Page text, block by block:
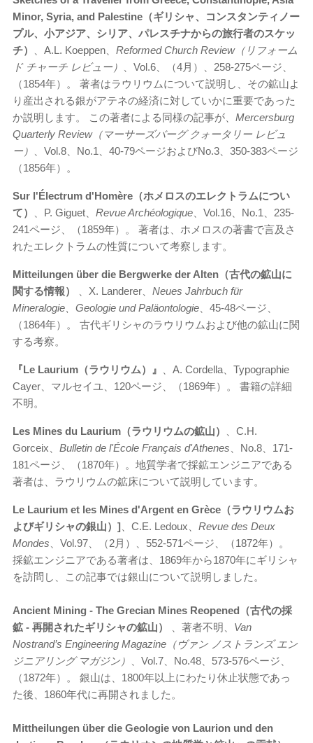
Minor, Syria, and Palestine（ギリシャ、コンスタンティノー
プル、小アジア、シリア、パレスチナからの旅行者のスケッ
チ）
、A.L. Koeppen、 Reformed Church Review（リフォーム
ド チャーチ レビュー）
、Vol.6、（4月）、258-275ページ、
（1854年）。 著者はラウリウムについて説明し、その鉱山よ
り産出される銀がアテネの経済に対していかに重要であった
か説明します。 この著者による同様の記事が、 Mercersburg
Quarterly Review（マーサーズバーグ クォータリー レビュ
ー）
、Vol.8、No.1、40-79ページおよびNo.3、350-383ページ
（1856年）。
Sur l'Électrum d'Homère（ホメロスのエレクトラムについ
て）
、P. Giguet、 Revue Archéologique 、Vol.16、No.1、235-
241ページ、（1859年）。 著者は、ホメロスの著書で言及さ
れたエレクトラムの性質について考察します。
Mitteilungen über die Bergwerke der Alten（古代の鉱山に
関する情報）
、X. Landerer、 Neues Jahrbuch für
Mineralogie、Geologie und Paläontologie 、45-48ページ、
（1864年）。 古代ギリシャのラウリウムおよび他の鉱山に関
する考察。
『Le Laurium（ラウリウム）』
、A. Cordella、Typographie
Cayer、マルセイユ、120ページ、（1869年）。 書籍の詳細
不明。
Les Mines du Laurium（ラウリウムの鉱山）
、C.H.
Gorceix、 Bulletin de l'École Français d'Athenes 、No.8、171-
181ページ、（1870年）。地質学者で採鉱エンジニアである
著者は、ラウリウムの鉱床について説明しています。
Le Laurium et les Mines d'Argent en Grèce（ラウリウムお
よびギリシャの銀山）] 、C.E. Ledoux、 Revue des Deux
Mondes 、Vol.97、（2月）、552-571ページ、（1872年）。
採鉱エンジニアである著者は、1869年から1870年にギリシャ
を訪問し、この記事では銀山について説明しました。
Ancient Mining - The Grecian Mines Reopened（古代の採
鉱 - 再開されたギリシャの鉱山）
、著者不明、 Van
Nostrand’s Engineering Magazine（ヴァン ノストランズ エン
ジニアリング マガジン）
、Vol.7、No.48、573-576ページ、
（1872年）。 銀山は、1800年以上にわたり休止状態であっ
た後、1860年代に再開されました。
Mittheilungen über die Geologie von Laurion und den